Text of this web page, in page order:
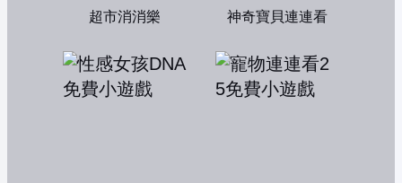
超市消消樂 神奇寶貝連連看